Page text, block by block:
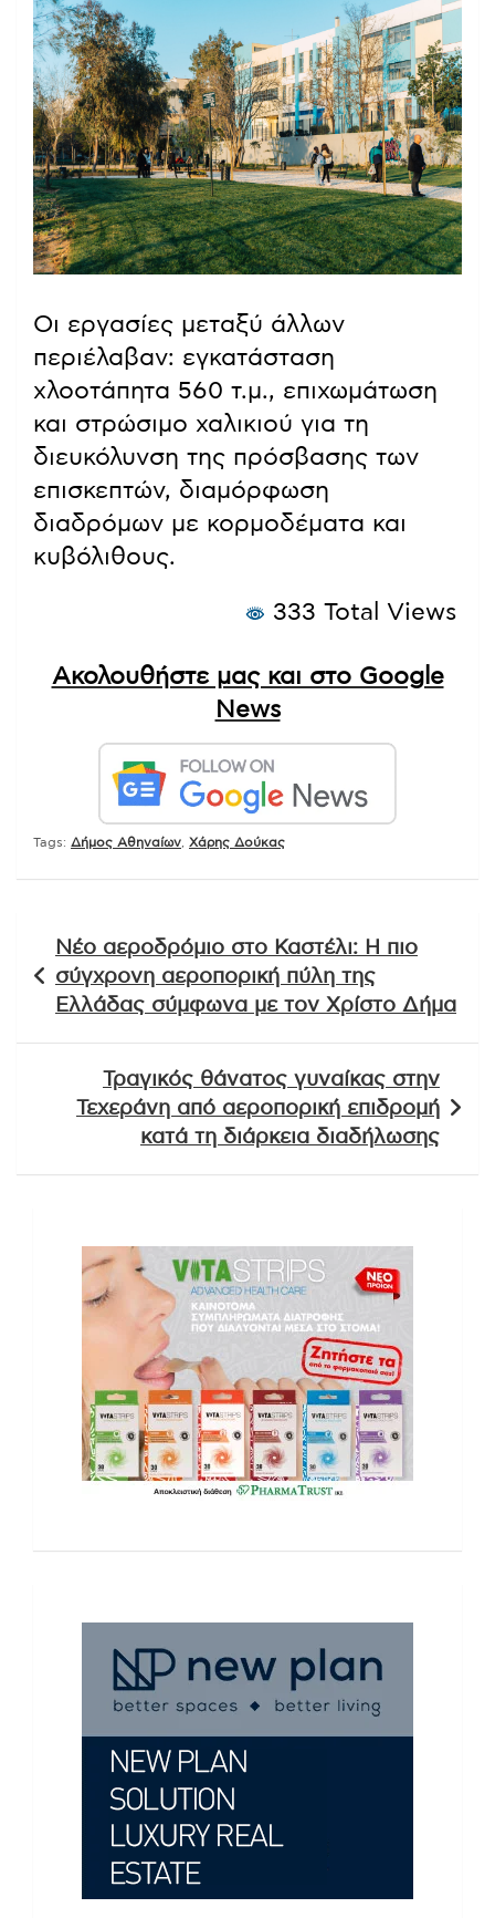
Οι εργασίες μεταξύ άλλων
περιέλαβαν: εγκατάσταση
χλοοτάπητα 560 τ.μ., επιχωμάτωση
και στρώσιμο χαλικιού για τη
διευκόλυνση της πρόσβασης των
επισκεπτών, διαμόρφωση
διαδρόμων με κορμοδέματα και
κυβόλιθους.
333 Total Views
Ακολουθήστε μας και στο Google
News
Tags: Δήμος Αθηναίων Χάρης Δούκας
άρθρων
Νέο αεροδρόμιο στο Καστέλι: Η πιο
σύγχρονη αεροπορική πύλη της
Ελλάδας σύμφωνα με τον Χρίστο Δήμα
Τραγικός θάνατος γυναίκας στην
Τεχεράνη από αεροπορική επιδρομή
κατά τη διάρκεια διαδήλωσης